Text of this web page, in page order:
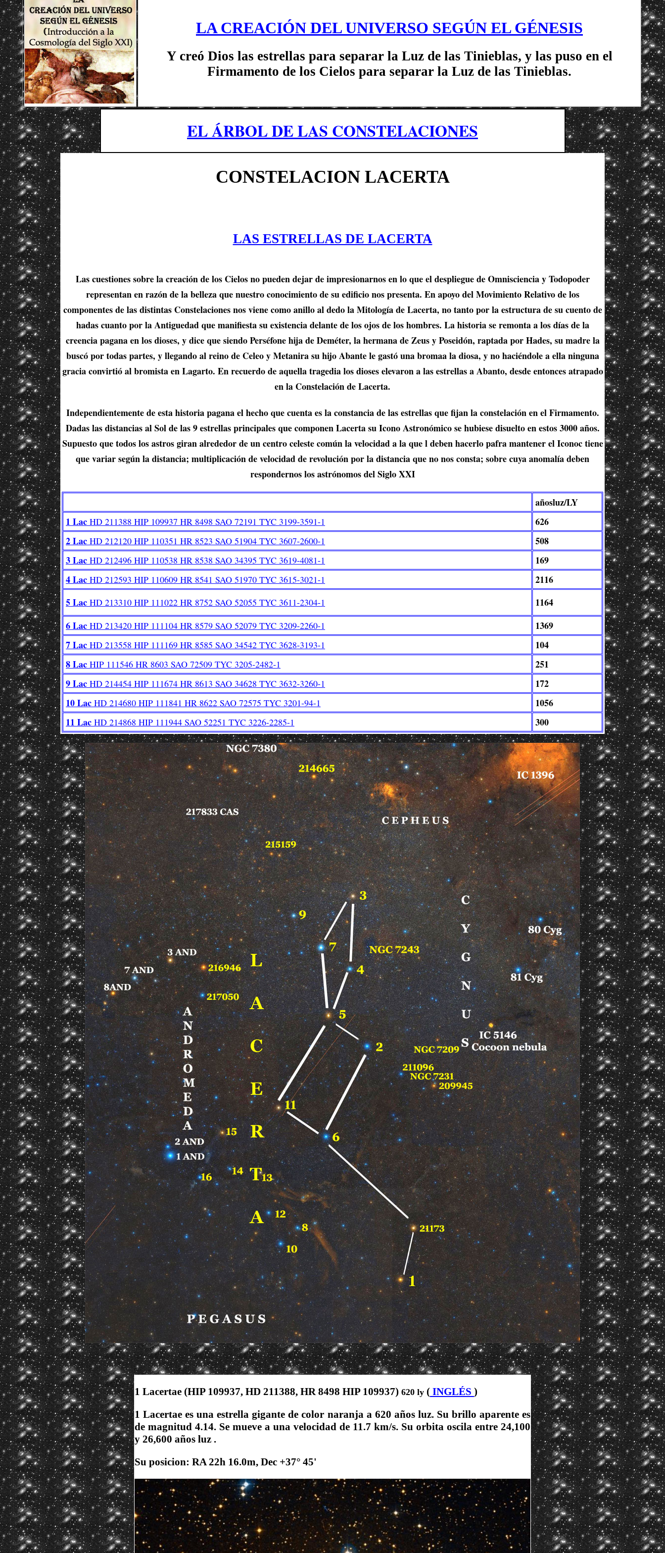
LA CREACIÓN DEL UNIVERSO SEGÚN EL GÉNESIS
Y creó Dios las estrellas para separar la Luz de las Tinieblas, y las puso en el
Firmamento de los Cielos para separar la Luz de las Tinieblas.
EL ÁRBOL DE LAS CONSTELACIONES
CONSTELACION LACERTA
LAS ESTRELLAS DE LACERTA
Las cuestiones sobre la creación de los Cielos no pueden dejar de impresionarnos en lo que el despliegue de Omnisciencia y Todopoder
representan en razón de la belleza que nuestro conocimiento de su edificio nos presenta. En apoyo del Movimiento Relativo de los
componentes de las distintas Constelaciones nos viene como anillo al dedo la Mitología de Lacerta, no tanto por la estructura de su cuento de
hadas cuanto por la Antiguedad que manifiesta su existencia delante de los ojos de los hombres. La historia se remonta a los días de la
creencia pagana en los dioses, y dice que siendo Perséfone hija de Deméter, la hermana de Zeus y Poseidón, raptada por Hades, su madre la
buscó por todas partes, y llegando al reino de Celeo y Metanira su hijo Abante le gastó una bromaa la diosa, y no haciéndole a ella ninguna
gracia convirtió al bromista en Lagarto. En recuerdo de aquella tragedia los dioses elevaron a las estrellas a Abanto, desde entonces atrapado
en la Constelación de Lacerta.
Independientemente de esta historia pagana el hecho que cuenta es la constancia de las estrellas que fijan la constelación en el Firmamento.
Dadas las distancias al Sol de las 9 estrellas principales que componen Lacerta su Icono Astronómico se hubiese disuelto en estos 3000 años.
Supuesto que todos los astros giran alrededor de un centro celeste común la velocidad a la que l deben hacerlo pafra mantener el Iconoc tiene
que variar según la distancia; multiplicación de velocidad de revolución por la distancia que no nos consta; sobre cuya anomalía deben
respondernos los astrónomos del Siglo XXI
añosluz/LY
1 Lac HD 211388 HIP 109937 HR 8498 SAO 72191 TYC 3199-3591-1
626
2 Lac HD 212120 HIP 110351 HR 8523 SAO 51904 TYC 3607-2600-1
508
3 Lac HD 212496 HIP 110538 HR 8538 SAO 34395 TYC 3619-4081-1
169
4 Lac HD 212593 HIP 110609 HR 8541 SAO 51970 TYC 3615-3021-1
2116
5 Lac HD 213310 HIP 111022 HR 8752 SAO 52055 TYC 3611-2304-1
1164
6 Lac HD 213420 HIP 111104 HR 8579 SAO 52079 TYC 3209-2260-1
1369
7 Lac HD 213558 HIP 111169 HR 8585 SAO 34542 TYC 3628-3193-1
104
8 Lac HIP 111546 HR 8603 SAO 72509 TYC 3205-2482-1
251
9 Lac HD 214454 HIP 111674 HR 8613 SAO 34628 TYC 3632-3260-1
172
10 Lac HD 214680 HIP 111841 HR 8622 SAO 72575 TYC 3201-94-1
1056
11 Lac HD 214868 HIP 111944 SAO 52251 TYC 3226-2285-1 300
1 Lacertae (HIP 109937, HD 211388, HR 8498 HIP 109937) 620 ly ( INGLÉS )
1 Lacertae es una estrella gigante de color naranja a 620 años luz. Su brillo aparente es
de magnitud 4.14. Se mueve a una velocidad de 11.7 km/s. Su orbita oscila entre 24,100
y 26,600 años luz .
Su posicion: RA 22h 16.0m, Dec +37° 45'